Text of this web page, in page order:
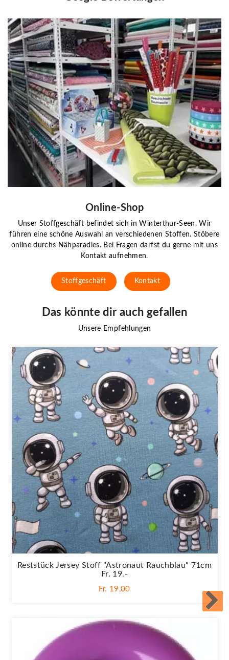
Online-Shop
Unser Stoffgeschäft befindet sich in Winterthur-Seen. Wir
führen eine schöne Auswahl an verschiedenen Stoffen. Stöbere
online durchs Nähparadies. Bei Fragen darfst du gerne mit uns
Kontakt aufnehmen.
Stoffgeschäft Kontakt
Das könnte dir auch gefallen
Unsere Empfehlungen
Reststück Jersey Stoff "Astronaut Rauchblau" 71cm
Fr. 19.-
Fr. 19,00